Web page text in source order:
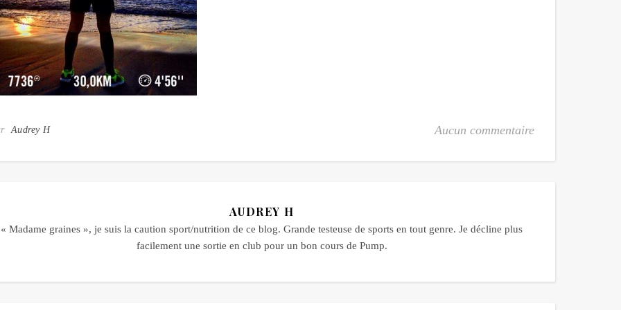
Audrey H Aucun commentaire
AUDREY H
« Madame graines », je suis la caution sport/nutrition de ce blog. Grande testeuse de sports en tout genre. Je décline plus
facilement une sortie en club pour un bon cours de Pump.